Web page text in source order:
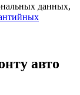
данных,
авто